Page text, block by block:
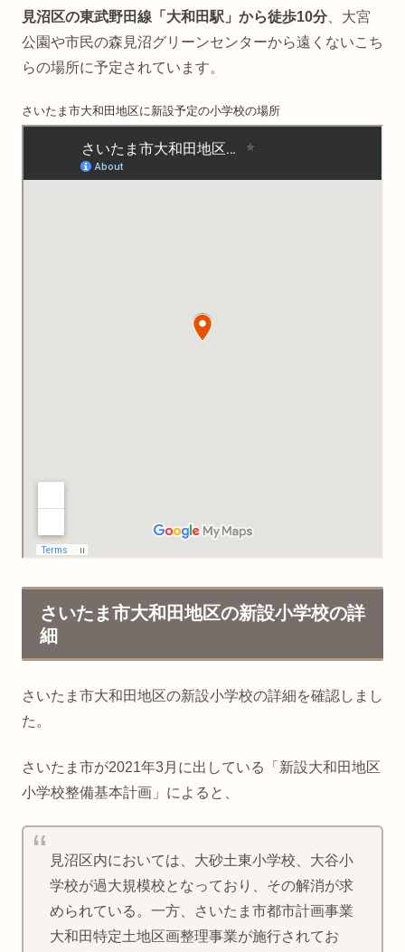
見沼区の東武野田線「大和田駅」から徒歩10分、大宮
公園や市民の森見沼グリーンセンターから遠くないこち
らの場所に予定されています。
さいたま市大和田地区に新設予定の小学校の場所
さいたま市大和田地区の新設小学校の詳
細
さいたま市大和田地区の新設小学校の詳細を確認しまし
た。
さいたま市が2021年3月に出している「新設大和田地区
小学校整備基本計画」によると、
見沼区内においては、大砂土東小学校、大谷小
学校が過大規模校となっており、その解消が求
められている。一方、さいたま市都市計画事業
大和田特定土地区画整理事業が施行されてお